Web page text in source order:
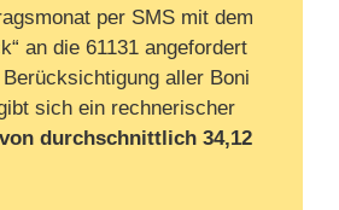
per SMS mit dem
an die 61131 angefordert
aller Boni
sich ein rechnerischer
durchschnittlich 34,12